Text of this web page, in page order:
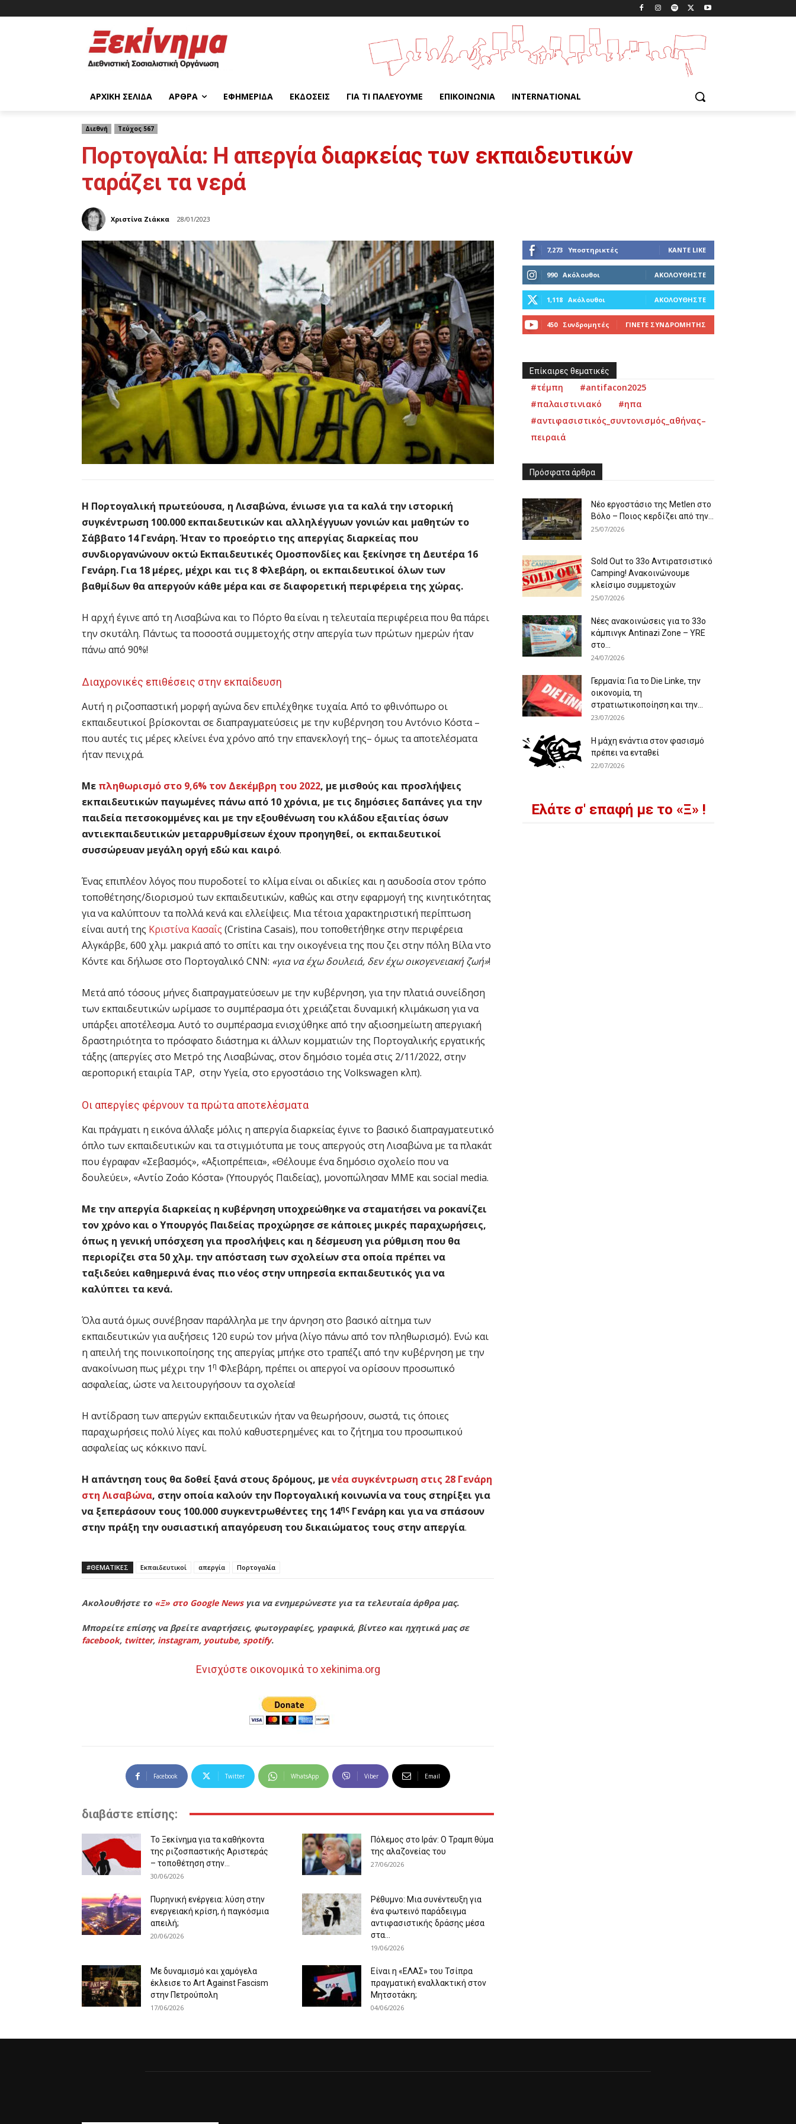
ΑΡΧΙΚΉ ΣΕΛΊΔΑ ΆΡΘΡΑ ΕΦΗΜΕΡΊΔΑ ΕΚΔΌΣΕΙΣ ΓΙΑ ΤΙ ΠΑΛΕΎΟΥΜΕ ΕΠΙΚΟΙΝΩΝΊΑ INTERNATIONAL
Διεθνή Τεύχος 567
Πορτογαλία: Η απεργία διαρκείας των εκπαιδευτικών
ταράζει τα νερά
Χριστίνα Ζιάκκα 28/01/2023
Η Πορτογαλική πρωτεύουσα, η Λισαβώνα, ένιωσε για τα καλά την ιστορική
συγκέντρωση 100.000 εκπαιδευτικών και αλληλέγγυων γονιών και μαθητών το
Σάββατο 14 Γενάρη. Ήταν το προεόρτιο της απεργίας διαρκείας που
συνδιοργανώνουν οκτώ Εκπαιδευτικές Ομοσπονδίες και ξεκίνησε τη Δευτέρα 16
Γενάρη. Για 18 μέρες, μέχρι και τις 8 Φλεβάρη, οι εκπαιδευτικοί όλων των
βαθμίδων θα απεργούν κάθε μέρα και σε διαφορετική περιφέρεια της χώρας.
Η αρχή έγινε από τη Λισαβώνα και το Πόρτο θα είναι η τελευταία περιφέρεια που θα πάρει
την σκυτάλη. Πάντως τα ποσοστά συμμετοχής στην απεργία των πρώτων ημερών ήταν
πάνω από 90%!
Διαχρονικές επιθέσεις στην εκπαίδευση
Αυτή η ριζοσπαστική μορφή αγώνα δεν επιλέχθηκε τυχαία. Από το φθινόπωρο οι
εκπαιδευτικοί βρίσκονται σε διαπραγματεύσεις με την κυβέρνηση του Αντόνιο Κόστα –
που αυτές τις μέρες κλείνει ένα χρόνο από την επανεκλογή της– όμως τα αποτελέσματα
ήταν πενιχρά.
Με πληθωρισμό στο 9,6% τον Δεκέμβρη του 2022, με μισθούς και προσλήψεις
εκπαιδευτικών παγωμένες πάνω από 10 χρόνια, με τις δημόσιες δαπάνες για την
παιδεία πετσοκομμένες και με την εξουθένωση του κλάδου εξαιτίας όσων
αντιεκπαιδευτικών μεταρρυθμίσεων έχουν προηγηθεί, οι εκπαιδευτικοί
συσσώρευαν μεγάλη οργή εδώ και καιρό.
Ένας επιπλέον λόγος που πυροδοτεί το κλίμα είναι οι αδικίες και η ασυδοσία στον τρόπο
τοποθέτησης/διορισμού των εκπαιδευτικών, καθώς και στην εφαρμογή της κινητικότητας
για να καλύπτουν τα πολλά κενά και ελλείψεις. Μια τέτοια χαρακτηριστική περίπτωση
είναι αυτή της Κριστίνα Κασαΐς (Cristina Casais), που τοποθετήθηκε στην περιφέρεια
Αλγκάρβε, 600 χλμ. μακριά από το σπίτι και την οικογένεια της που ζει στην πόλη Βίλα ντο
Κόντε και δήλωσε στο Πορτογαλικό CNN: «για να έχω δουλειά, δεν έχω οικογενειακή ζωή»!
Μετά από τόσους μήνες διαπραγματεύσεων με την κυβέρνηση, για την πλατιά συνείδηση
των εκπαιδευτικών ωρίμασε το συμπέρασμα ότι χρειάζεται δυναμική κλιμάκωση για να
υπάρξει αποτέλεσμα. Αυτό το συμπέρασμα ενισχύθηκε από την αξιοσημείωτη απεργιακή
δραστηριότητα το πρόσφατο διάστημα κι άλλων κομματιών της Πορτογαλικής εργατικής
τάξης (απεργίες στο Μετρό της Λισαβώνας, στον δημόσιο τομέα στις 2/11/2022, στην
αεροπορική εταιρία ΤΑΡ, στην Υγεία, στο εργοστάσιο της Volkswagen κλπ).
Οι απεργίες φέρνουν τα πρώτα αποτελέσματα
Και πράγματι η εικόνα άλλαξε μόλις η απεργία διαρκείας έγινε το βασικό διαπραγματευτικό
όπλο των εκπαιδευτικών και τα στιγμιότυπα με τους απεργούς στη Λισαβώνα με τα πλακάτ
που έγραφαν «Σεβασμός», «Αξιοπρέπεια», «Θέλουμε ένα δημόσιο σχολείο που να
δουλεύει», «Αντίο Ζοάο Κόστα» (Υπουργός Παιδείας), μονοπώλησαν ΜΜΕ και social media.
Με την απεργία διαρκείας η κυβέρνηση υποχρεώθηκε να σταματήσει να ροκανίζει
τον χρόνο και ο Υπουργός Παιδείας προχώρησε σε κάποιες μικρές παραχωρήσεις,
όπως η γενική υπόσχεση για προσλήψεις και η δέσμευση για ρύθμιση που θα
περιορίζει στα 50 χλμ. την απόσταση των σχολείων στα οποία πρέπει να
ταξιδεύει καθημερινά ένας πιο νέος στην υπηρεσία εκπαιδευτικός για να
καλύπτει τα κενά.
Όλα αυτά όμως συνέβησαν παράλληλα με την άρνηση στο βασικό αίτημα των
εκπαιδευτικών για αυξήσεις 120 ευρώ τον μήνα (λίγο πάνω από τον πληθωρισμό). Ενώ και
η απειλή της ποινικοποίησης της απεργίας μπήκε στο τραπέζι από την κυβέρνηση με την
ανακοίνωση πως μέχρι την 1 η Φλεβάρη, πρέπει οι απεργοί να ορίσουν προσωπικό
ασφαλείας, ώστε να λειτουργήσουν τα σχολεία!
Η αντίδραση των απεργών εκπαιδευτικών ήταν να θεωρήσουν, σωστά, τις όποιες
παραχωρήσεις πολύ λίγες και πολύ καθυστερημένες και το ζήτημα του προσωπικού
ασφαλείας ως κόκκινο πανί.
Η απάντηση τους θα δοθεί ξανά στους δρόμους, μενέα συγκέντρωση στις 28 Γενάρη
στη Λισαβώνα, στην οποία καλούν την Πορτογαλική κοινωνία να τους στηρίξει για
να ξεπεράσουν τους 100.000 συγκεντρωθέντες της 14ης Γενάρη και για να σπάσουν
στην πράξη την ουσιαστική απαγόρευση του δικαιώματος τους στην απεργία.
#ΘΕΜΑΤΙΚΈΣ Εκπαιδευτικοί απεργία Πορτογαλία
Ακολουθήστε το «Ξ» στο Google Newsγια να ενημερώνεστε για τα τελευταία άρθρα μας.
Μπορείτε επίσης να βρείτε αναρτήσεις, φωτογραφίες, γραφικά, βίντεο και ηχητικά μας σε
facebook, twitter, instagram, youtube, spotify.
Ενισχύστε οικονομικά το xekinima.org
Facebook Twitter WhatsApp Viber Email
διαβάστε επίσης:
Το Ξεκίνημα για τα καθήκοντα
της ριζοσπαστικής Αριστεράς
– τοποθέτηση στην...
30/06/2026
Πόλεμος στο Ιράν: Ο Τραμπ θύμα
της αλαζονείας του
27/06/2026
Πυρηνική ενέργεια: λύση στην
ενεργειακή κρίση, ή παγκόσμια
απειλή;
20/06/2026
Ρέθυμνο: Μια συνέντευξη για
ένα φωτεινό παράδειγμα
αντιφασιστικής δράσης μέσα
στα...
19/06/2026
Με δυναμισμό και χαμόγελα
έκλεισε το Art Against Fascism
στην Πετρούπολη
17/06/2026
Είναι η «ΕΛΑΣ» του Τσίπρα
πραγματική εναλλακτική στον
Μητσοτάκη;
04/06/2026
7,273 Υποστηρικτές ΚΆΝΤΕ LIKE
990 Ακόλουθοι ΑΚΟΛΟΥΘΉΣΤΕ
1,118 Ακόλουθοι ΑΚΟΛΟΥΘΉΣΤΕ
450 Συνδρομητές ΓΊΝΕΤΕ ΣΥΝΔΡΟΜΗΤΉΣ
Επίκαιρες θεματικές
#τέμπη
#antifacon2025
#παλαιστινιακό
#ηπα
#αντιφασιστικός_συντονισμός_αθήνας–
πειραιά
Πρόσφατα άρθρα
Νέο εργοστάσιο της Metlen στο
Βόλο – Ποιος κερδίζει από την...
25/07/2026
Sold Out το 33ο Αντιρατσιστικό
Camping! Ανακοινώνουμε
κλείσιμο συμμετοχών
25/07/2026
Νέες ανακοινώσεις για το 33ο
κάμπινγκ Antinazi Zone – YRE
στο...
24/07/2026
Γερμανία: Για το Die Linke, την
οικονομία, τη
στρατιωτικοποίηση και την...
23/07/2026
Η μάχη ενάντια στον φασισμό
πρέπει να ενταθεί
22/07/2026
Ελάτε σ' επαφή με το «Ξ» !